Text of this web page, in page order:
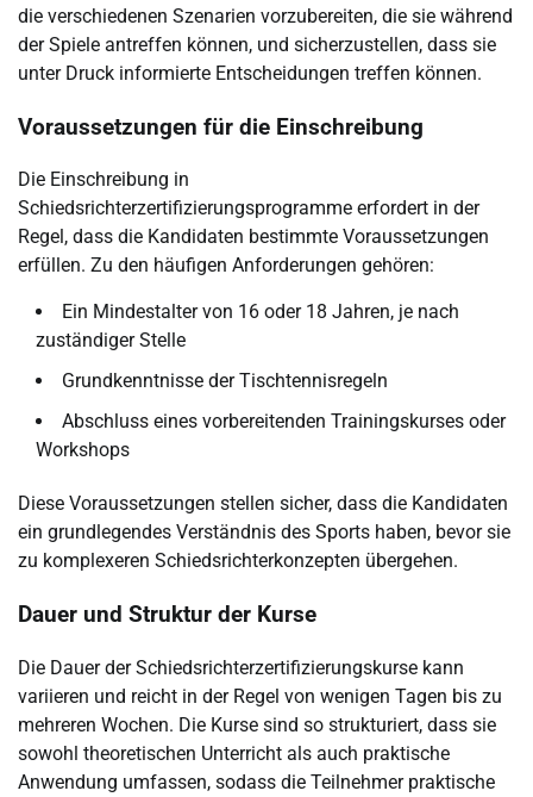
die verschiedenen Szenarien vorzubereiten, die sie während
der Spiele antreffen können, und sicherzustellen, dass sie
unter Druck informierte Entscheidungen treffen können.
Voraussetzungen für die Einschreibung
Die Einschreibung in
Schiedsrichterzertifizierungsprogramme erfordert in der
Regel, dass die Kandidaten bestimmte Voraussetzungen
erfüllen. Zu den häufigen Anforderungen gehören:
Ein Mindestalter von 16 oder 18 Jahren, je nach
zuständiger Stelle
Grundkenntnisse der Tischtennisregeln
Abschluss eines vorbereitenden Trainingskurses oder
Workshops
Diese Voraussetzungen stellen sicher, dass die Kandidaten
ein grundlegendes Verständnis des Sports haben, bevor sie
zu komplexeren Schiedsrichterkonzepten übergehen.
Dauer und Struktur der Kurse
Die Dauer der Schiedsrichterzertifizierungskurse kann
variieren und reicht in der Regel von wenigen Tagen bis zu
mehreren Wochen. Die Kurse sind so strukturiert, dass sie
sowohl theoretischen Unterricht als auch praktische
Anwendung umfassen, sodass die Teilnehmer praktische